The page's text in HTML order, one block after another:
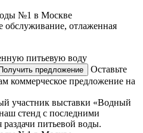
№1 в Москве
отлаженная
питьевую воду
Оставьте
коммерческое предложение на
участник выставки «Водный
стенд с последними
питьевой воды.